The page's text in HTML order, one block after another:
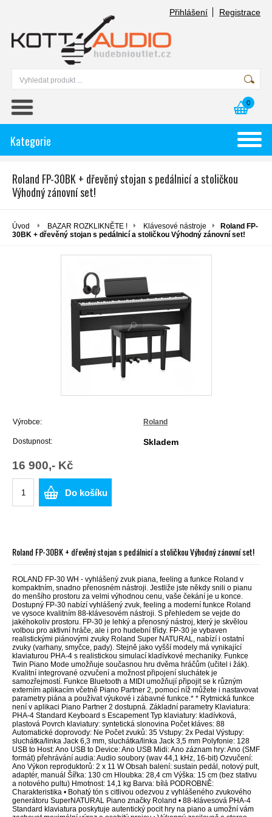
Přihlášení Registrace
0
Kategorie
Roland FP-30BK + dřevěný stojan s pedálnicí a stoličkou
Výhodný zánovní set!
Úvod BAZAR ROZKLIKNĚTE ! Klávesové nástroje
Roland FP-
30BK + dřevěný stojan s pedálnicí a stoličkou Výhodný zánovní set!
Výrobce: Roland
Dostupnost: Skladem
16 900,- Kč
Do košíku
Roland FP-30BK + dřevěný stojan s pedálnicí a stoličkou Výhodný zánovní set!
ROLAND FP-30 WH - vyhlášený zvuk piana, feeling a funkce Roland v
kompaktním, snadno přenosném nástroji. Jestliže jste někdy snili o pianu
do menšího prostoru za velmi výhodnou cenu, vaše čekání je u konce.
Dostupný FP-30 nabízí vyhlášený zvuk, feeling a moderní funkce Roland
ve vysoce kvalitním 88-klávesovém nástroji. S přehledem se vejde do
jakéhokoliv prostoru. FP-30 je lehký a přenosný nástroj, který je skvělou
volbou pro aktivní hráče, ale i pro hudební třídy. FP-30 je vybaven
realistickými piánovými zvuky Roland Super NATURAL, nabízí i ostatní
zvuky (varhany, smyčce, pady). Stejně jako vyšší modely má vynikající
klaviaturou PHA-4 s realistickou simulací kladívkové mechaniky. Funkce
Twin Piano Mode umožňuje současnou hru dvěma hráčům (učitel i žák).
Kvalitní integrované ozvučení a možnost připojení sluchátek je
samozřejmostí. Funkce Bluetooth a MIDI umožňují připojit se k různým
externím aplikacím včetně Piano Partner 2, pomocí níž můžete i nastavovat
parametry piána a používat výukové i zábavné funkce.* * Rytmická funkce
není v aplikaci Piano Partner 2 dostupná. Základní parametry Klaviatura:
PHA-4 Standard Keyboard s Escapement Typ klaviatury: kladívková,
plastová Povrch klaviatury: syntetická slonovina Počet kláves: 88
Automatické doprovody: Ne Počet zvuků: 35 Vstupy: 2x Pedal Výstupy:
sluchátka/linka Jack 6,3 mm, sluchátka/linka Jack 3,5 mm Polyfonie: 128
USB to Host: Ano USB to Device: Ano USB Midi: Ano záznam hry: Ano (SMF
formát) přehrávání audia: Audio soubory (wav 44,1 kHz, 16-bit) Ozvučení:
Ano Výkon reproduktorů: 2 x 11 W Obsah balení: sustain pedál, notový pult,
adaptér, manuál Šířka: 130 cm Hloubka: 28,4 cm Výška: 15 cm (bez stativu
a notového pultu) Hmotnost: 14,1 kg Barva: bílá PODROBNĚ:
Charakteristika • Bohatý tón s citlivou odezvou z vyhlášeného zvukového
generátoru SuperNATURAL Piano značky Roland • 88-klávesová PHA-4
Standard klaviatura poskytuje autentický pocit hry na piano a umožní vám